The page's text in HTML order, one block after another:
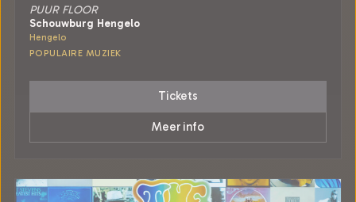
PUUR FLOOR
Schouwburg Hengelo
Hengelo
POPULAIRE MUZIEK
Tickets
Meer info